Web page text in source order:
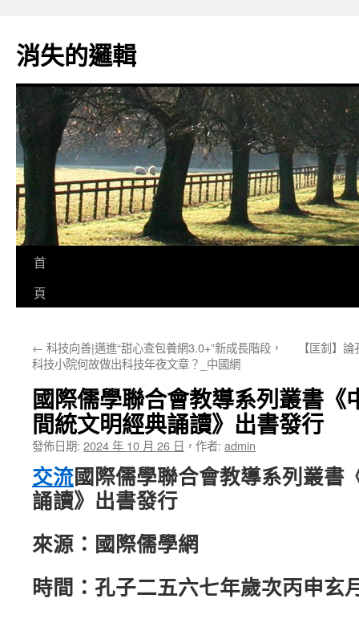
主
要
消失的邏輯
首
頁
← 科技向善|邁進“甜心查包養網3.0+”新成長階段，
科技小院何故做出科技年夜文章？_中國網
【匡釗】
國際儒學聯合會教導系列叢書《
間統文明經典誦讀》出書發行
發佈日期: 2024 年 10 月 26 日 ， 作者: admin
交流國際儒學聯合會教導系列叢書
誦讀》出書發行
來源：國際儒學網
時間：孔子二五六七年歲次丙申玄